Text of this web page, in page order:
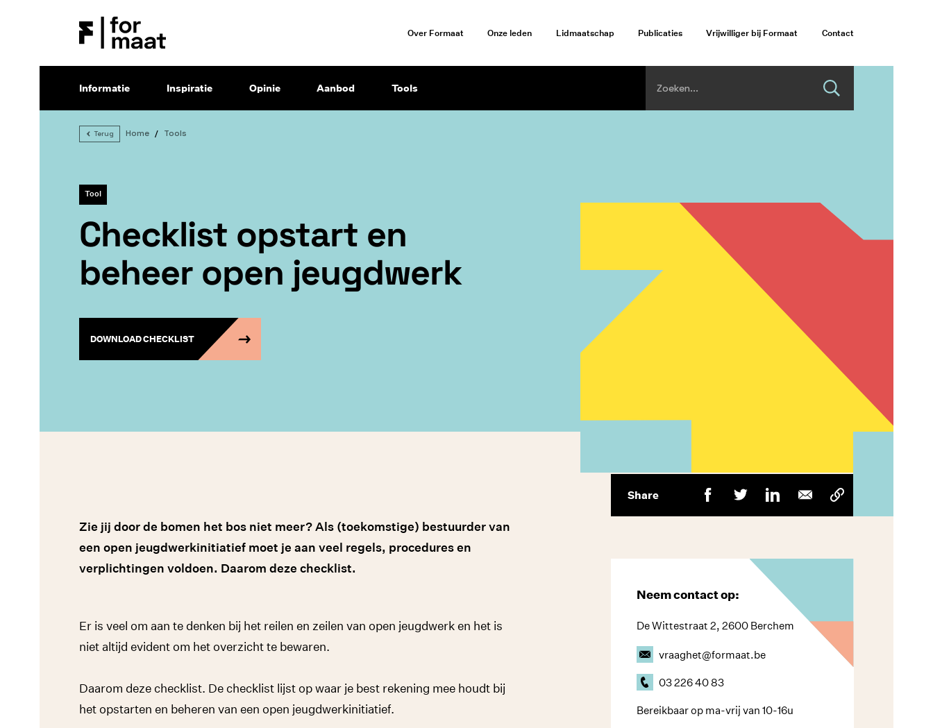
Over Formaat Onze leden Lidmaatschap Publicaties Vrijwilliger bij Formaat Contact
Informatie Inspiratie Opinie Aanbod Tools
Terug Home Tools
Tool
Checklist opstart en
beheer open jeugdwerk
DOWNLOAD CHECKLIST
Zie jij door de bomen het bos niet meer? Als (toekomstige) bestuurder van
een open jeugdwerkinitiatief moet je aan veel regels, procedures en
verplichtingen voldoen. Daarom deze checklist.
Er is veel om aan te denken bij het reilen en zeilen van open jeugdwerk en het is
niet altijd evident om het overzicht te bewaren.
Daarom deze checklist. De checklist lijst op waar je best rekening mee houdt bij
het opstarten en beheren van een open jeugdwerkinitiatief.
Share
Neem contact op:
De Wittestraat 2, 2600 Berchem
vraaghet@formaat.be
03 226 40 83
Bereikbaar op ma-vrij van 10-16u